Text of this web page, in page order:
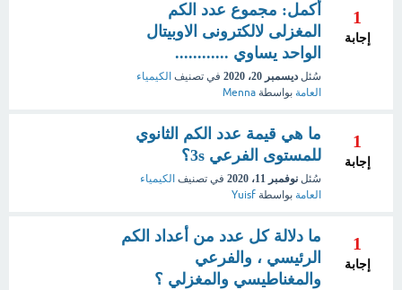
1
إجابة
أكمل: مجموع عدد الكم
المغزلى لالكترونى الاوبيتال
الواحد يساوي ............
سُئل ديسمبر 20، 2020 في تصنيف الكيمياء
العامة بواسطة Menna
1
إجابة
ما هي قيمة عدد الكم الثانوي
للمستوى الفرعي 3s؟
سُئل نوفمبر 11، 2020 في تصنيف الكيمياء
العامة بواسطة Yuisf
1
إجابة
ما دلالة كل عدد من أعداد الكم
الرئيسي ، والفرعي
والمغناطيسي والمغزلي ؟